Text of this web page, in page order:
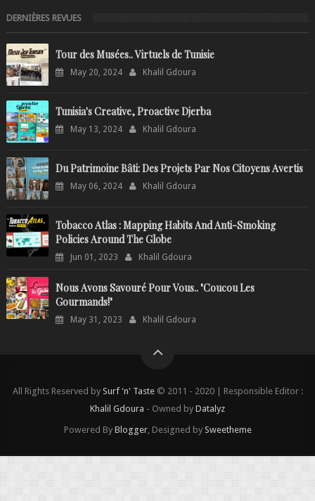
DERNIÈRES REVUES
Tour des Musées.. Virtuels de Tunisie
May 20, 2024 Khalil Gdoura
Tunisia's Creative, Proactive Djerba
May 13, 2024 Khalil Gdoura
Du Patrimoine Bâti: Des Projets Par Nos Citoyens Avertis
May 06, 2024 Khalil Gdoura
Tobacco Atlas : Mapping Habits And Anti-Smoking
Policies Around The Globe
Jun 01, 2023 Khalil Gdoura
Nous Avons Savouré Pour Vous.. "Coucou Les
Gourmands!"
May 31, 2023 Khalil Gdoura
All Rights Reserved by Surf 'n' Taste© 2011 - 2020 | Responsible Editor :
Khalil Gdoura - Owned by Datalyz
Powered By Blogger, Designed by Sweetheme